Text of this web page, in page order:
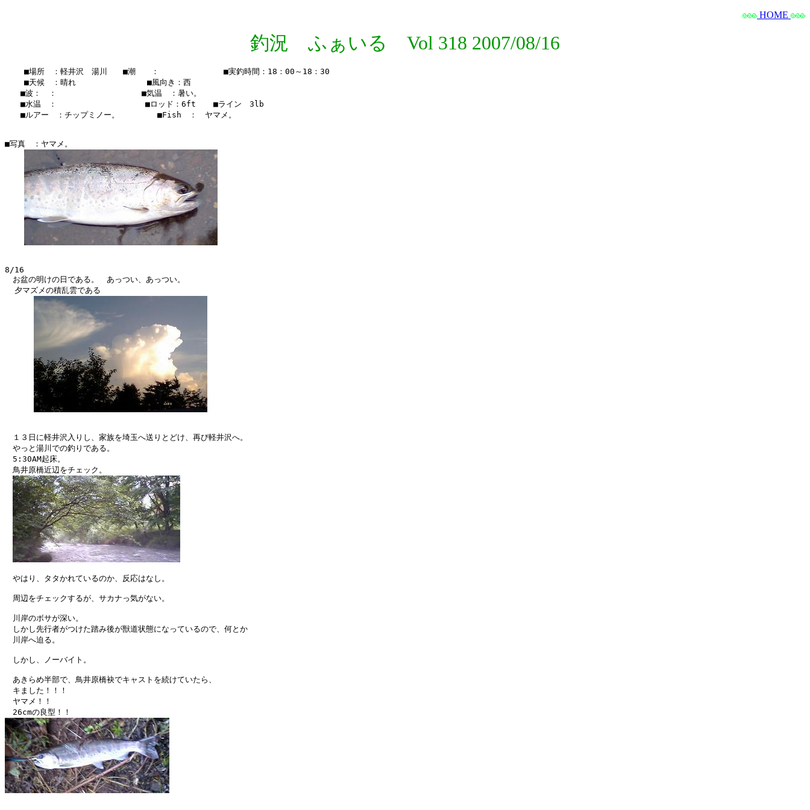
HOME
釣況 ふぁいる Vol 318 2007/08/16
    ■場所　：軽井沢　湯川　　■潮　　：　　  　　　　　■実釣時間：18：00～18：30
    ■天候　：晴れ　　　 　    　　■風向き：西
■波：　：　　　　　　　　   　■気温　：暑い。
■水温　：    　　　　　  　 　■ロッド：6ft  　■ライン　3lb
■ルアー　：チップミノー。　　　   ■Fish　：　ヤマメ。
■写真　：ヤマメ。
8/16
お盆の明けの日である。　あっつい、あっつい。
  夕マズメの積乱雲である
１３日に軽井沢入りし、家族を埼玉へ送りとどけ、再び軽井沢へ。
やっと湯川での釣りである。
5:30AM起床。
鳥井原橋近辺をチェック。
やはり、タタかれているのか、反応はなし。
周辺をチェックするが、サカナっ気がない。
川岸のボサが深い。
しかし先行者がつけた踏み後が獣道状態になっているので、何とか
川岸へ迫る。
しかし、ノーバイト。
あきらめ半部で、鳥井原橋袂でキャストを続けていたら、
キました！！！
ヤマメ！！